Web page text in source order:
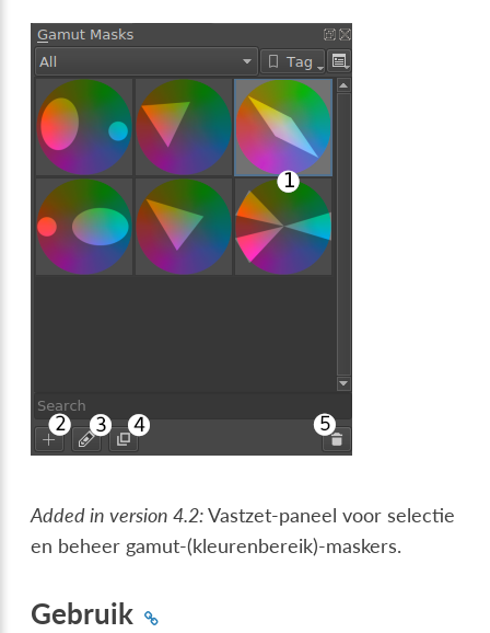
Added in version 4.2:Vastzet-paneel voor selectie
en beheer gamut-(kleurenbereik)-maskers.
Gebruik